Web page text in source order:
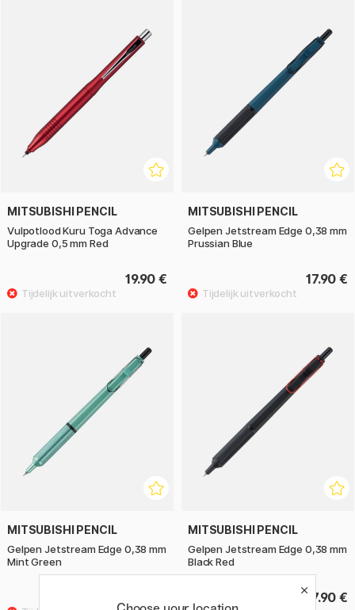
MITSUBISHI PENCIL
Vulpotlood Kuru Toga Advance
Upgrade 0,5 mm Red
19.90 €
MITSUBISHI PENCIL
Gelpen Jetstream Edge 0,38 mm
Prussian Blue
17.90 €
MITSUBISHI PENCIL
Gelpen Jetstream Edge 0,38 mm
Mint Green
MITSUBISHI PENCIL
Gelpen Jetstream Edge 0,38 mm
Black Red
17.90 €